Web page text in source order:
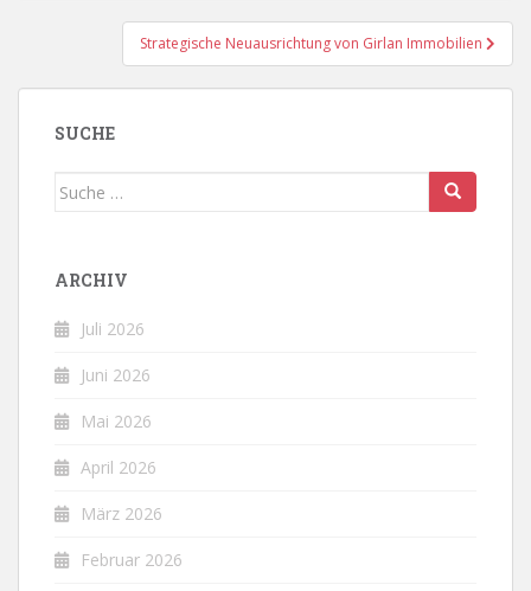
Strategische Neuausrichtung von Girlan Immobilien
SUCHE
Suche
ARCHIV
Juli 2026
Juni 2026
Mai 2026
April 2026
März 2026
Februar 2026